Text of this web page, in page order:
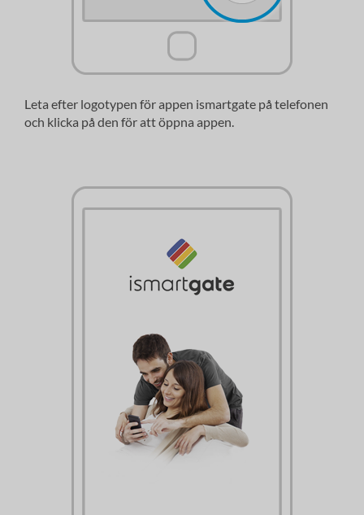
Leta efter logotypen för appen ismartgate på telefonen
och klicka på den för att öppna appen.